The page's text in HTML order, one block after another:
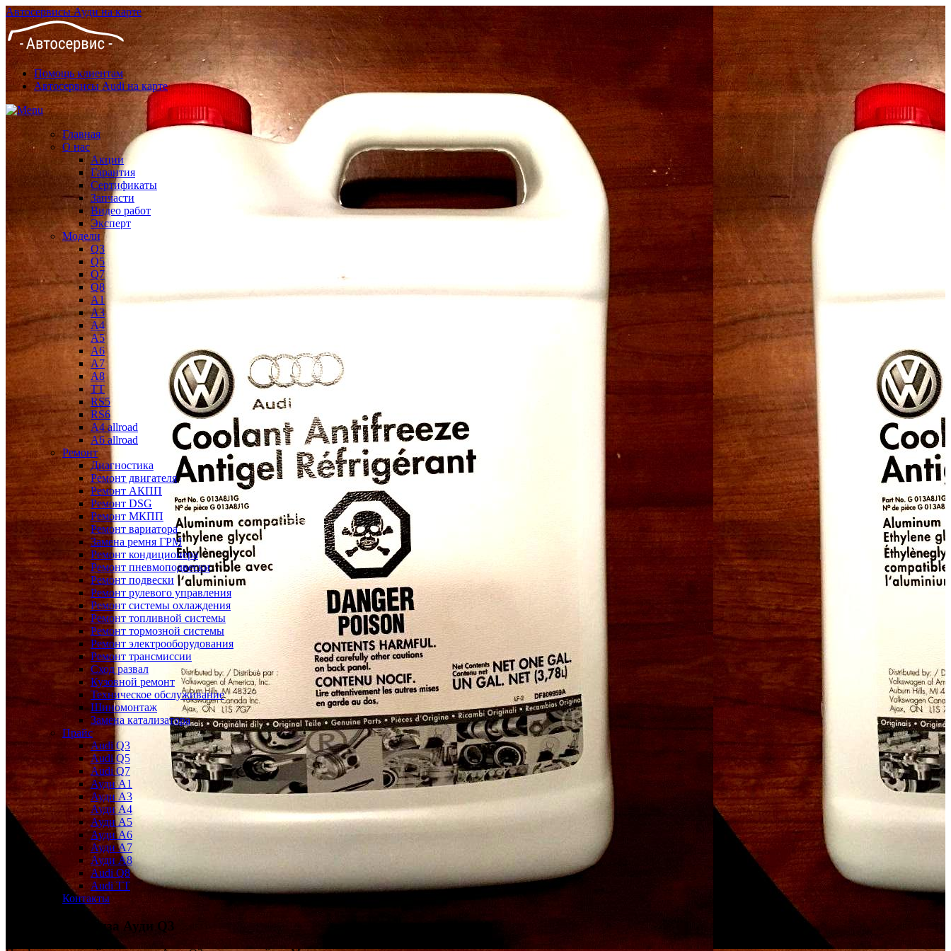
Автосервисы Ауди на карте
Помощь клиентам
Автосервисы Audi на карте
Главная
О нас
Акции
Гарантия
Сертификаты
Запчасти
Видео работ
Эксперт
Модели
Q3
Q5
Q7
Q8
A1
A3
A4
A5
A6
A7
A8
TT
RS5
RS6
A4 allroad
A6 allroad
Ремонт
Диагностика
Ремонт двигателя
Ремонт АКПП
Ремонт DSG
Ремонт МКПП
Ремонт вариатора
Замена ремня ГРМ
Ремонт кондиционера
Ремонт пневмоподвески
Ремонт подвески
Ремонт рулевого управления
Ремонт системы охлаждения
Ремонт топливной системы
Ремонт тормозной системы
Ремонт электрооборудования
Ремонт трансмиссии
Сход развал
Кузовной ремонт
Техническое обслуживание
Шиномонтаж
Замена катализатора
Прайс
Audi Q3
Audi Q5
Audi Q7
Ауди А1
Ауди А3
Ауди А4
Ауди A5
Ауди А6
Ауди А7
Ауди A8
Audi Q8
Audi TT
Контакты
Замена антифриза Ауди Q3